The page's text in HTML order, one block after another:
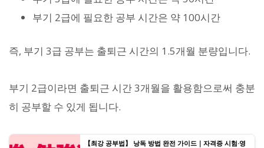
부기 2급에 필요한 공부 시간은 약 100시간
즉, 부기 3급 공부는 출퇴근 시간의 1.5개월 분량입니다.
부기 2급이라면 출퇴근 시간 3개월을 활용함으로써 충분
히 공부할 수 있게 됩니다.
【최강 공부법】 낭독 방법 완전 가이드｜자격증 시험·영